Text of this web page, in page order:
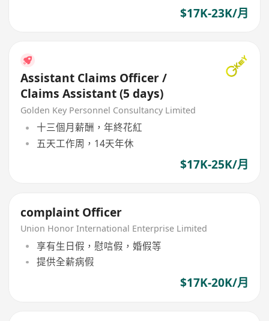
$17K-23K/月
Assistant Claims Officer /
Claims Assistant (5 days)
Golden Key Personnel Consultancy Limited
十三個月薪酬，年終花紅
五天工作周，14天年休
$17K-25K/月
complaint Officer
Union Honor International Enterprise Limited
享有生日假，慰唁假，婚假等
提供全薪病假
$17K-20K/月